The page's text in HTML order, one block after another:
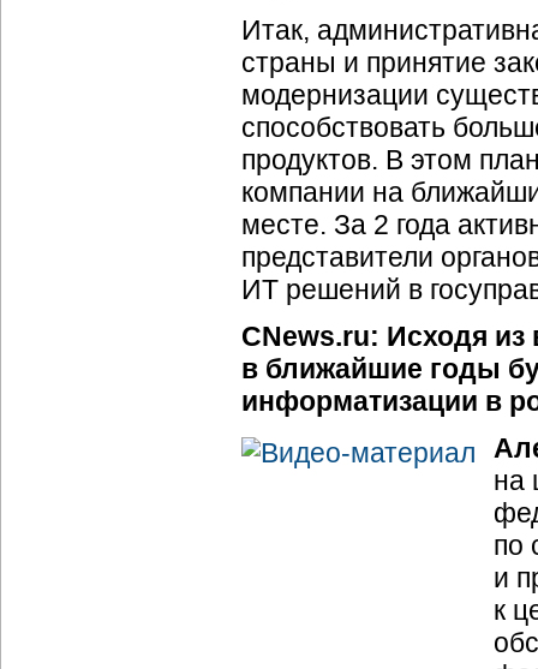
Итак,
страны и принятие
модернизации
способствовать
продуктов. В этом
компании на
месте. За 2 года
представители
ИТ решений в
CNews.ru: Исходя из
в ближайшие годы
информатизации в
на
по
и
к